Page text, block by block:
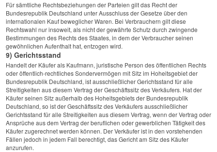
Für sämtliche Rechtsbeziehungen der Parteien gilt das Recht der
Bundesrepublik Deutschland unter Ausschluss der Gesetze über den
internationalen Kauf beweglicher Waren. Bei Verbrauchern gilt diese
Rechtswahl nur insoweit, als nicht der gewährte Schutz durch zwingende
Bestimmungen des Rechts des Staates, in dem der Verbraucher seinen
gewöhnlichen Aufenthalt hat, entzogen wird.
9) Gerichtsstand
Handelt der Käufer als Kaufmann, juristische Person des öffentlichen Rechts
oder öffentlich-rechtliches Sondervermögen mit Sitz im Hoheitsgebiet der
Bundesrepublik Deutschland, ist ausschließlicher Gerichtsstand für alle
Streitigkeiten aus diesem Vertrag der Geschäftssitz des Verkäufers. Hat der
Käufer seinen Sitz außerhalb des Hoheitsgebiets der Bundesrepublik
Deutschland, so ist der Geschäftssitz des Verkäufers ausschließlicher
Gerichtsstand für alle Streitigkeiten aus diesem Vertrag, wenn der Vertrag oder
Ansprüche aus dem Vertrag der beruflichen oder gewerblichen Tätigkeit des
Käufer zugerechnet werden können. Der Verkäufer ist in den vorstehenden
Fällen jedoch in jedem Fall berechtigt, das Gericht am Sitz des Käufer
anzurufen.